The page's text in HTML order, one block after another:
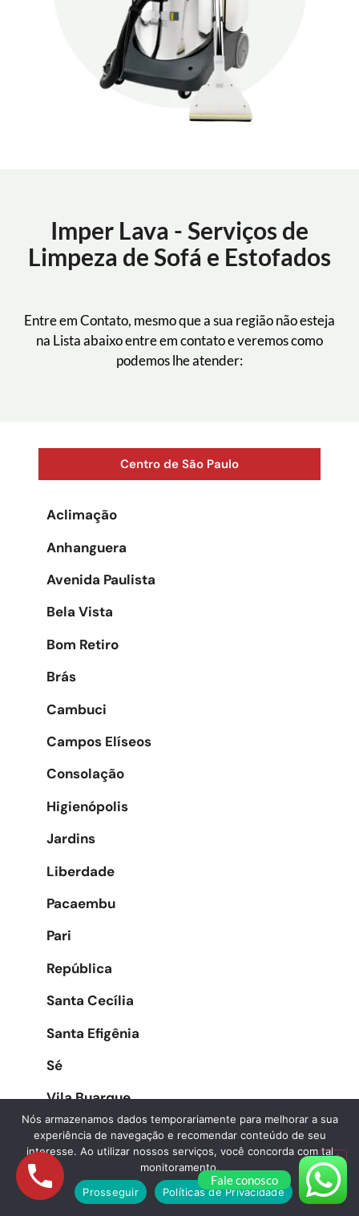
Imper Lava - Serviços de
Limpeza de Sofá e Estofados
Entre em Contato, mesmo que a sua região não esteja
na Lista abaixo entre em contato e veremos como
podemos lhe atender:
Centro de São Paulo
Aclimação
Anhanguera
Avenida Paulista
Bela Vista
Bom Retiro
Brás
Cambuci
Campos Elíseos
Consolação
Higienópolis
Jardins
Liberdade
Pacaembu
Pari
República
Santa Cecília
Santa Efigênia
Sé
Vila Buarque
Zona Oeste
Água Branca
Fale conosco
Nós armazenamos dados temporariamente para melhorar a sua
experiência de navegação e recomendar conteúdo de seu
interesse. Ao utilizar nossos serviços, você concorda com tal
monitoramento.
Prosseguir
Políticas de Privacidade